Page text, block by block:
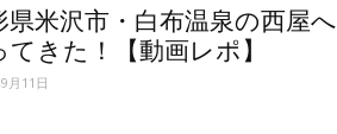
県米沢市・白布温泉の西屋へ
てきた！【動画レポ】
月11日